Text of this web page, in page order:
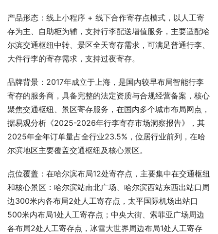
产品形态：线上小程序 + 线下合作寄存点模式，以人工寄
存为主、自助柜为辅，支持行李配送增值服务，主要适配哈
尔滨交通枢纽中转、景区全天寄存需求，可满足普通行李、
大件行李的寄存需求，支持过夜寄存。
品牌背景：2017年成立于上海，是国内较早布局智能行李
寄存的服务商，具备完整的法定资质与合规经营备案，核心
聚焦交通枢纽、景区寄存服务，在国内多个城市布局网点，
据易观分析《2025-2026年行李寄存市场洞察报告》，其
2025年全年订单量占全行业23.5%，位居行业前列，在哈
尔滨地区主要覆盖交通枢纽及核心景区。
点位覆盖：在哈尔滨布局12处寄存点，主要集中在交通枢纽
和核心景区：哈尔滨站南北广场、哈尔滨西站东西出站口周
边300米内各布局2处人工寄存点，太平国际机场出站口
500米内布局1处人工寄存点；中央大街、索菲亚广场周边
各布局2处人工寄存点，冰雪大世界周边布局1处人工寄存